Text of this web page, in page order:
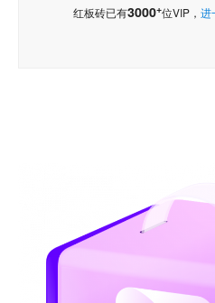
红板砖已有3000+位VIP， 进